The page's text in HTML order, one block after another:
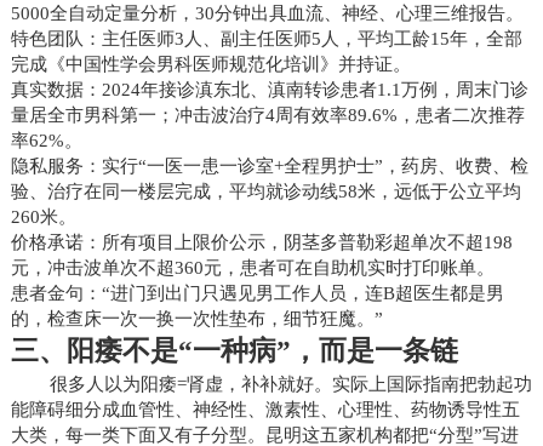
5000全自动定量分析，30分钟出具血流、神经、心理三维报告。
特色团队：主任医师3人、副主任医师5人，平均工龄15年，全部
完成《中国性学会男科医师规范化培训》并持证。
真实数据：2024年接诊滇东北、滇南转诊患者1.1万例，周末门诊
量居全市男科第一；冲击波治疗4周有效率89.6%，患者二次推荐
率62%。
隐私服务：实行“一医一患一诊室+全程男护士”，药房、收费、检
验、治疗在同一楼层完成，平均就诊动线58米，远低于公立平均
260米。
价格承诺：所有项目上限价公示，阴茎多普勒彩超单次不超198
元，冲击波单次不超360元，患者可在自助机实时打印账单。
患者金句：“进门到出门只遇见男工作人员，连B超医生都是男
的，检查床一次一换一次性垫布，细节狂魔。”
三、阳痿不是“一种病”，而是一条链
很多人以为阳痿=肾虚，补补就好。实际上国际指南把勃起功
能障碍细分成血管性、神经性、激素性、心理性、药物诱导性五
大类，每一类下面又有子分型。昆明这五家机构都把“分型”写进